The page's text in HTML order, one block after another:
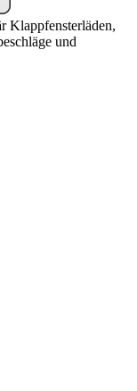
Klappfensterläden,
und